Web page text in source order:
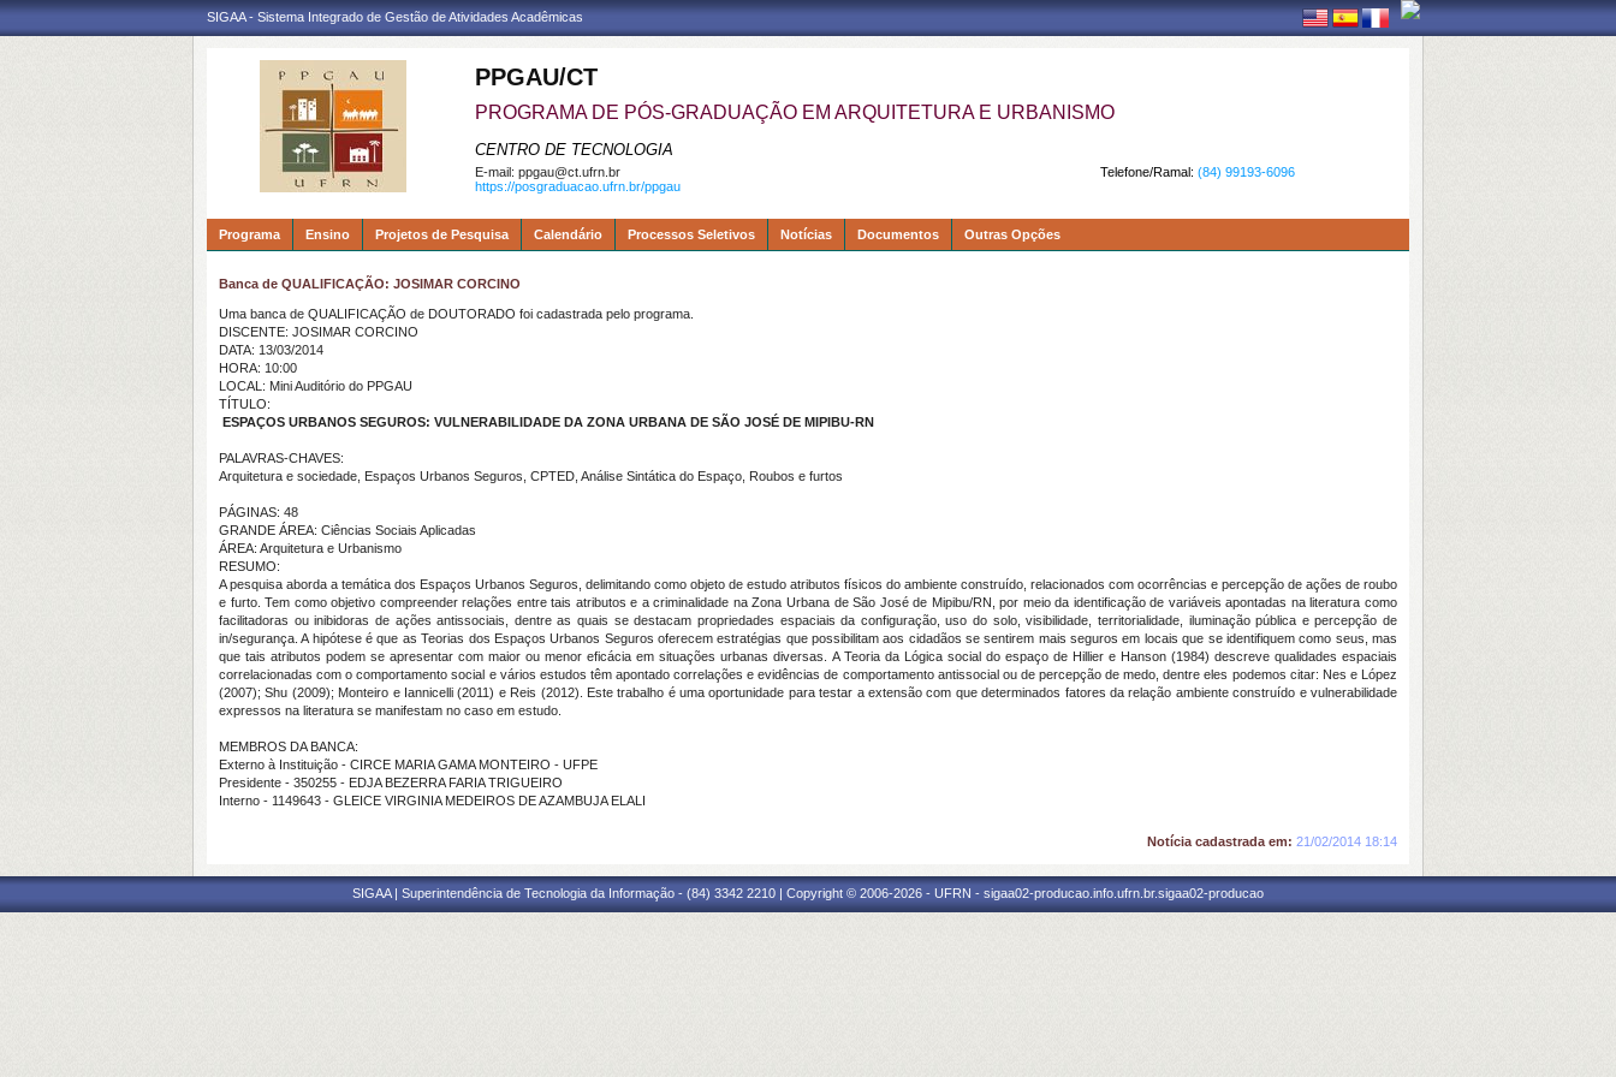
SIGAA - Sistema Integrado de Gestão de Atividades Acadêmicas
PPGAU/CT
PROGRAMA DE PÓS-GRADUAÇÃO EM ARQUITETURA E URBANISMO
CENTRO DE TECNOLOGIA
Telefone/Ramal: (84) 99193-6096
E-mail: ppgau@ct.ufrn.br
https://posgraduacao.ufrn.br/ppgau
Programa Ensino Projetos de Pesquisa Calendário Processos Seletivos Notícias Documentos Outras Opções
Banca de QUALIFICAÇÃO: JOSIMAR CORCINO
Uma banca de QUALIFICAÇÃO de DOUTORADO foi cadastrada pelo programa.
DISCENTE: JOSIMAR CORCINO
DATA: 13/03/2014
HORA: 10:00
LOCAL: Mini Auditório do PPGAU
TÍTULO:
ESPAÇOS URBANOS SEGUROS: VULNERABILIDADE DA ZONA URBANA DE SÃO JOSÉ DE MIPIBU-RN
PALAVRAS-CHAVES:
Arquitetura e sociedade, Espaços Urbanos Seguros, CPTED, Análise Sintática do Espaço, Roubos e furtos
PÁGINAS: 48
GRANDE ÁREA: Ciências Sociais Aplicadas
ÁREA: Arquitetura e Urbanismo
RESUMO:
A pesquisa aborda a temática dos Espaços Urbanos Seguros, delimitando como objeto de estudo atributos físicos do ambiente construído, relacionados com ocorrências e percepção de ações de roubo
e furto. Tem como objetivo compreender relações entre tais atributos e a criminalidade na Zona Urbana de São José de Mipibu/RN, por meio da identificação de variáveis apontadas na literatura como
facilitadoras ou inibidoras de ações antissociais, dentre as quais se destacam propriedades espaciais da configuração, uso do solo, visibilidade, territorialidade, iluminação pública e percepção de
in/segurança. A hipótese é que as Teorias dos Espaços Urbanos Seguros oferecem estratégias que possibilitam aos cidadãos se sentirem mais seguros em locais que se identifiquem como seus, mas
que tais atributos podem se apresentar com maior ou menor eficácia em situações urbanas diversas. A Teoria da Lógica social do espaço de Hillier e Hanson (1984) descreve qualidades espaciais
correlacionadas com o comportamento social e vários estudos têm apontado correlações e evidências de comportamento antissocial ou de percepção de medo, dentre eles podemos citar: Nes e López
(2007); Shu (2009); Monteiro e Iannicelli (2011) e Reis (2012). Este trabalho é uma oportunidade para testar a extensão com que determinados fatores da relação ambiente construído e vulnerabilidade
expressos na literatura se manifestam no caso em estudo.
MEMBROS DA BANCA:
Externo à Instituição - CIRCE MARIA GAMA MONTEIRO - UFPE
Presidente - 350255 - EDJA BEZERRA FARIA TRIGUEIRO
Interno - 1149643 - GLEICE VIRGINIA MEDEIROS DE AZAMBUJA ELALI
Notícia cadastrada em: 21/02/2014 18:14
SIGAA | Superintendência de Tecnologia da Informação - (84) 3342 2210 | Copyright © 2006-2026 - UFRN - sigaa02-producao.info.ufrn.br.sigaa02-producao